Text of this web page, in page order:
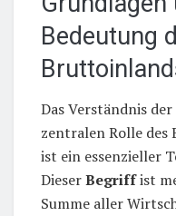
Bedeutung
Das Verständnis
zentralen Rolle
ist ein essenzieller
DieserBegriffist
Summe aller